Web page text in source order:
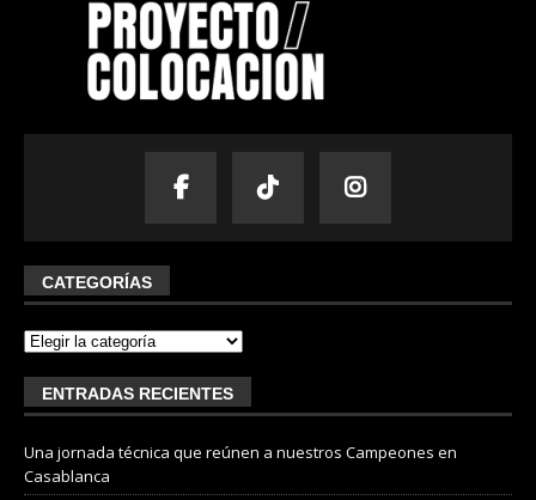
CATEGORÍAS
ENTRADAS RECIENTES
Una jornada técnica que reúnen a nuestros Campeones en
Casablanca